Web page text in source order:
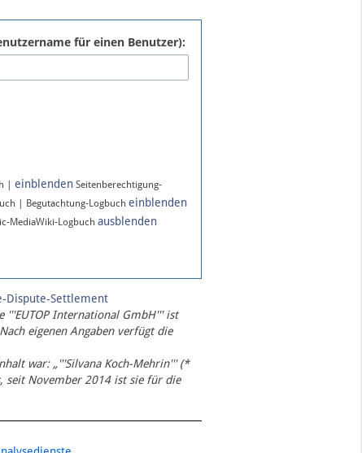
für einen Benutzer):
| einblenden Seitenberechtigung-
| Begutachtung-Logbuch einblenden
MediaWiki-Logbuch ausblenden
Dispute-Settlement
'''EUTOP International GmbH''' ist
eigenen Angaben verfügt die
war: „'''Silvana Koch-Mehrin''' (*
seit November 2014 ist sie für die